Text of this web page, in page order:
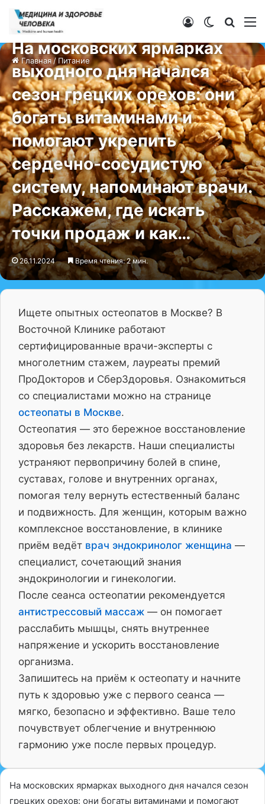
Switch skin
Войти
Главная/ Питание
Питание
На московских ярмарках
выходного дня начался
сезон грецких орехов: они
богаты витаминами и
помогают укрепить
сердечно-сосудистую
систему, напоминают врачи.
Расскажем, где искать
точки продаж и как…
26.11.2024 Время чтения: 2 мин.
Ищете опытных остеопатов в Москве? В
Восточной Клинике работают
сертифицированные врачи-эксперты с
многолетним стажем, лауреаты премий
ПроДокторов и СберЗдоровья. Ознакомиться
со специалистами можно на странице
остеопаты в Москве.
Остеопатия — это бережное восстановление
здоровья без лекарств. Наши специалисты
устраняют первопричину болей в спине,
суставах, голове и внутренних органах,
помогая телу вернуть естественный баланс
и подвижность. Для женщин, которым важно
комплексное восстановление, в клинике
приём ведёт врач эндокринолог женщина —
специалист, сочетающий знания
эндокринологии и гинекологии.
После сеанса остеопатии рекомендуется
антистрессовый массаж — он помогает
расслабить мышцы, снять внутреннее
напряжение и ускорить восстановление
организма.
Запишитесь на приём к остеопату и начните
путь к здоровью уже с первого сеанса —
мягко, безопасно и эффективно. Ваше тело
почувствует облегчение и внутреннюю
гармонию уже после первых процедур.
На московских ярмарках выходного дня начался сезон
грецких орехов: они богаты витаминами и помогают